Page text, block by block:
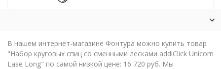
В нашем интернет-магазине Фонтура можно купить товар
"Набор круговых спиц со сменными лесками addiClick Unicorn
Lase Long" по самой низкой цене: 16 720 руб. Мы